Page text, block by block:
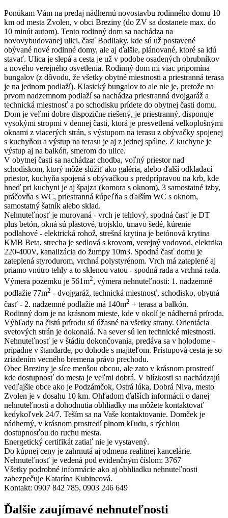
Ponúkam Vám na predaj nádhernú novostavbu rodinného domu 10
km od mesta Zvolen, v obci Breziny (do ZV sa dostanete max. do
10 minút autom). Tento rodinný dom sa nachádza na
novovybudovanej ulici, časť Bodliaky, kde sú už postavené
obývané nové rodinné domy, ale aj ďalšie, plánované, ktoré sa idú
stavať. Ulica je slepá a cesta je už v podobe osadených obrubníkov
a nového verejného osvetlenia. Rodinný dom mi viac pripomína
bungalov (z dôvodu, že všetky obytné miestnosti a priestranná terasa
je na jednom podlaží). Klasický bungalov to ale nie je, pretože na
prvom nadzemnom podlaží sa nachádza priestranná dvojgaráž a
technická miestnosť a po schodisku prídete do obytnej časti domu.
Dom je veľmi dobre dispozične riešený, je priestranný, disponuje
vysokými stropmi v dennej časti, ktorá je presvetlená velkoplošnými
oknami z viacerých strán, s výstupom na terasu z obývačky spojenej
s kuchyňou a výstup na terasu je aj z jednej spálne. Z kuchyne je
výstup aj na balkón, smerom do ulice.
V obytnej časti sa nachádza: chodba, voľný priestor nad
schodiskom, ktorý môže slúžiť ako galéria, alebo ďalší odkladací
priestor, kuchyňa spojená s obývačkou s predprípravou na krb, kde
hneď pri kuchyni je aj špajza (komora s oknom), 3 samostatné izby,
práčovňa s WC, priestranná kúpeľňa s ďalším WC s oknom,
samostatný šatník alebo sklad.
Nehnuteľnosť je murovaná - vrch je tehlový, spodná časť je DT
plus betón, okná sú plastové, trojsklo, tmavo šedé, kúrenie
podlahové - elektrická rohož, strešná krytina je betónová krytina
KMB Beta, strecha je sedlová s krovom, verejný vodovod, elektrika
220-400V, kanalizácia do žumpy 10m3. Spodná časť domu je
zateplená styrodurom, vrchná polystyrénom. Vrch má zateplené aj
priamo vnútro tehly a to sklenou vatou - spodná rada a vrchná rada.
Výmera pozemku je 561m2, výmera nehnuteľnosti: 1. nadzemné
podlažie 77m2 - dvojgaráž, technická miestnosť, schodisko, obytná
časť - 2. nadzemné podlažie má 140m2 + terasa a balkón.
Rodinný dom je na krásnom mieste, kde v okolí je nádherná príroda.
Výhľady na čistú prírodu sú úžasné na všetky strany. Orientácia
svetových strán je dokonalá. Na sever sú len technické miestnosti.
Nehnuteľnosť je v štádiu dokončovania, predáva sa v holodome -
prípadne v štandarde, po dohode s majiteľom. Prístupová cesta je so
zriadením vecného bremena právo prechodu.
Obec Breziny je síce menšou obcou, ale zato v krásnom prostredí
kde dostupnosť do mesta je veľmi dobrá. V blízkosti sa nachádzajú
vedľajšie obce ako je Podzámčok, Ostrá lúka, Dobrá Niva, mesto
Zvolen je v dosahu 10 km. Ohľadom ďalších informácii o danej
nehnuteľnosti a dohodnutia obhliadky ma môžete kontaktovať
kedykoľvek 24/7. Teším sa na Vaše kontaktovanie. Domček je
nádherný, v krásnom prostredí plnom kľudu, s rýchlou
dostupnosťou do ruchu mesta.
Energetický certifikát zatiaľ nie je vystavený.
Do kúpnej ceny je zahrnutá aj odmena realitnej kancelárie.
Nehnuteľnosť je vedená pod evidenčným číslom: 3767
Všetky podrobné informácie ako aj obhliadku nehnuteľnosti
zabezpečuje Katarína Kubincová.
Kontakt: 0907 842 785, 0903 246 649
Ďalšie zaujímavé nehnuteľnosti